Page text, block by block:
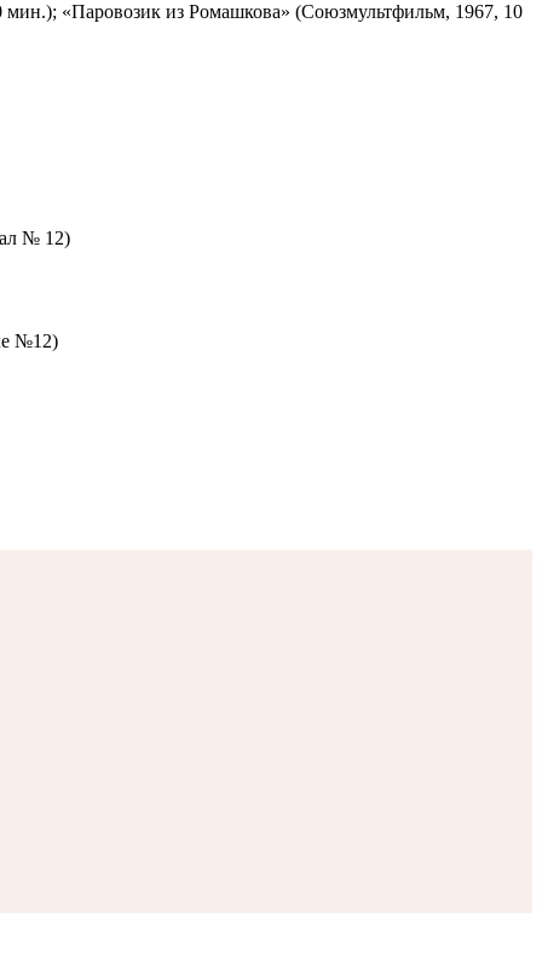
«Паровозик из Ромашкова» (Союзмультфильм, 1967, 10
№ 12)
№12)